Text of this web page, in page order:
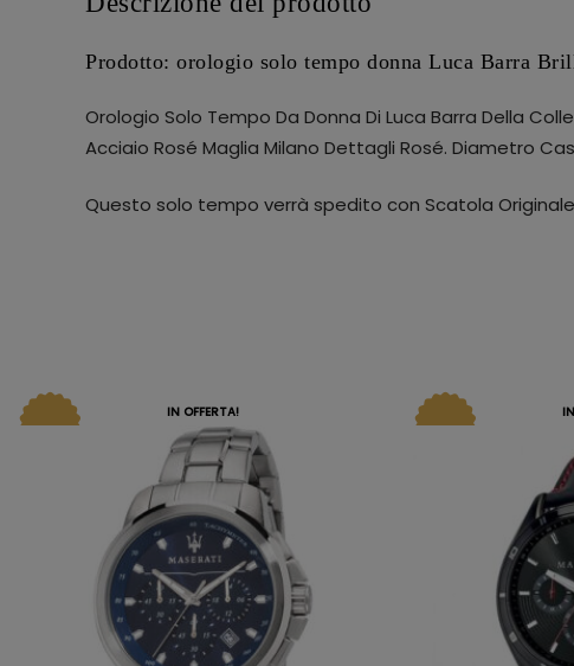
Prodotto: orologio solo tempo donna Luca Barra
Orologio Solo Tempo Da Donna Di Luca Barra Della
Acciaio Rosé Maglia Milano Dettagli Rosé. Diametro
Questo solo tempo verrà spedito con Scatola Originale
IN OFFERTA!